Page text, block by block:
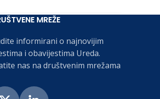
MREŽE
informirani o najnovijim
i obavijestima Ureda.
nas na društvenim mrežama